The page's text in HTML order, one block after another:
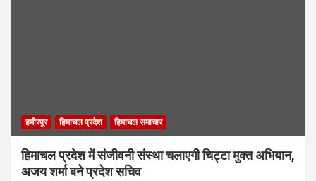
हमीरपुर हिमाचल प्रदेश हिमाचल समाचार
हिमाचल प्रदेश में संजीवनी संस्था चलाएगी चिट्टा मुक्त अभियान,
अजय शर्मा बने प्रदेश सचिव